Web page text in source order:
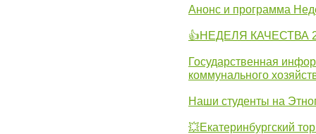
Анонс и программа
👍НЕДЕЛЯ КАЧЕСТВА
Государственная
коммунального
Наши студенты на
💥Екатеринбургский